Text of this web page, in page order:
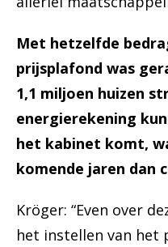
Met hetzelfde
prijsplafond was
1,1 miljoen huizen
energierekening
het kabinet komt,
komende jaren dan
Kröger: “Even over
het instellen van het